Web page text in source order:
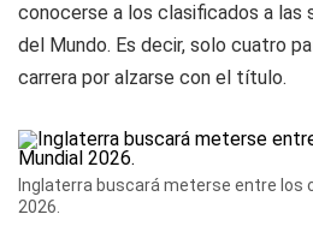
conocerse a los clasificados a las
del Mundo. Es decir, solo cuatro
carrera por alzarse con el título.
Inglaterra buscará meterse entre los
2026.